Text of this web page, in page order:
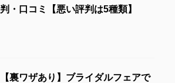
判・口コミ【悪い評判は5種類】
【裏ワザあり】ブライダルフェアで